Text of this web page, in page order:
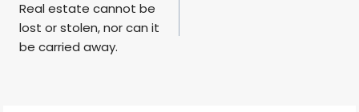
navigation
Real estate cannot be
lost or stolen, nor can it
be carried away.